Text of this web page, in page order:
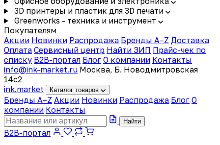
3D принтеры и пластик для 3D печати
Greenworks - техника и инструмент
Покупателям
Акции Новинки Распродажа Бренды A–Z Доставка
Оплата Сервисный центр Найти ЗИП Прайс-чек по
списку B2B-портал Блог О компании Контакты
info@ink-market.ru Москва, Б. Новодмитровская
14с2
ink.market Каталог товаров
Бренды A–Z Акции Новинки Распродажа Блог О
компании Контакты
Найти
B2B-портал